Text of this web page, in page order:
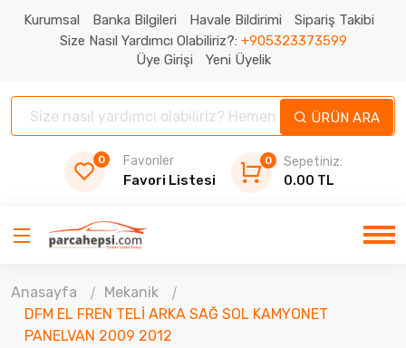
Kurumsal Banka Bilgileri Havale Bildirimi
Sipariş Takibi
Size Nasıl Yardımcı Olabiliriz?: +905323373599
Üye Girişi
Yeni Üyelik
ÜRÜN ARA
0 Favoriler
Favori Listesi
0
Sepetiniz:
0.00 TL
Anasayfa
Mekanik
DFM EL FREN TELİ ARKA SAĞ SOL KAMYONET
PANELVAN 2009 2012